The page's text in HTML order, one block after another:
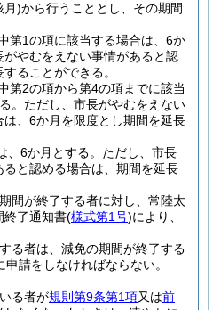
月)から行うこととし、その期間
第1の項に該当する場合は、6か
がやむをえない事情があると認
ることができる。
第2の項から第4の項までに該当
。 ただし、市長がやむをえない
、6か月を限度とし期間を延長
、6か月とする。 ただし、市長
と認める場合は、期間を延長
間が終了する者に対し、常陸太
終了通知書(様式第1号)により、
る者は、減免の期間が終了する
請をしなければならない。
る者が規則第9条第1項又は前